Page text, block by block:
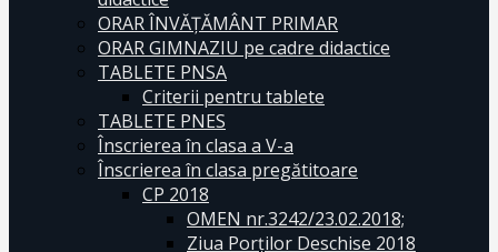
ORAR ÎNVĂȚĂMÂNT PRIMAR
ORAR GIMNAZIU pe cadre didactice
TABLETE PNSA
Criterii pentru tablete
TABLETE PNES
Înscrierea în clasa a V-a
Înscrierea în clasa pregătitoare
CP 2018
OMEN nr.3242/23.02.2018;
Ziua Porților Deschise 2018